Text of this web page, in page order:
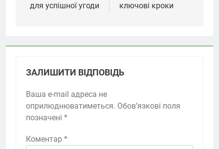
для успішної угоди
ключові кроки
ЗАЛИШИТИ ВІДПОВІДЬ
Ваша e-mail адреса не
оприлюднюватиметься. Обов’язкові поля
позначені *
Коментар *